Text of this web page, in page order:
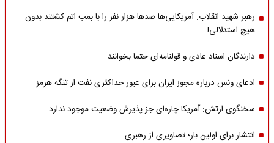
رهبر شهید انقلاب: آمریکایی‌ها صدها هزار نفر را با بمب اتم کشتند بدون
هیچ استدلالی!
دارندگان اسناد عادی و قولنامه‌ای حتما بخوانند
ادعای ونس درباره مجوز ایران برای عبور حداکثری نفت از تنگه هرمز
سخنگوی ارتش: آمریکا چاره‌ای جز پذیرش وضعیت موجود ندارد
انتشار برای اولین بار؛ تصاویری از رهبری